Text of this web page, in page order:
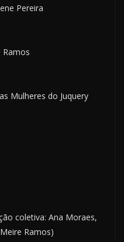
Pereira
Mulheres do Juquery
coletiva: Ana Moraes,
Ramos)